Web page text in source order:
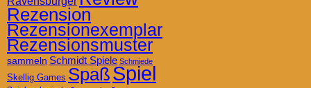
Rezension
Rezensionexemplar
Rezensionsmuster
sammeln Schmidt Spiele Schmiede
Skellig Games SpaßSpiel